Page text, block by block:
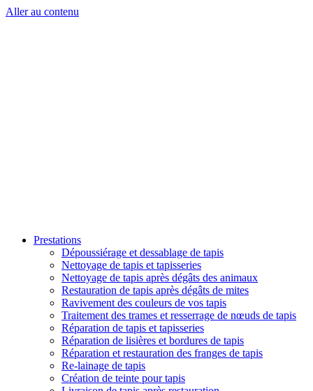
Aller au contenu
Prestations
Dépoussiérage et dessablage de tapis
Nettoyage de tapis et tapisseries
Nettoyage de tapis après dégâts des animaux
Restauration de tapis après dégâts de mites
Ravivement des couleurs de vos tapis
Traitement des trames et resserrage de nœuds de tapis
Réparation de tapis et tapisseries
Réparation de lisières et bordures de tapis
Réparation et restauration des franges de tapis
Re-lainage de tapis
Création de teinte pour tapis